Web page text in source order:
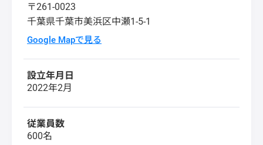
〒261-0023
千葉県千葉市美浜区中瀬1-5-1
Google Mapで見る
設立年月日
2022年2月
従業員数
600名